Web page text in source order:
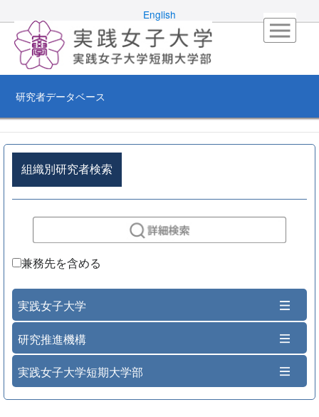
English
研究者データベース
組織別研究者検索
兼務先を含める
実践女子大学
研究推進機構
実践女子大学短期大学部